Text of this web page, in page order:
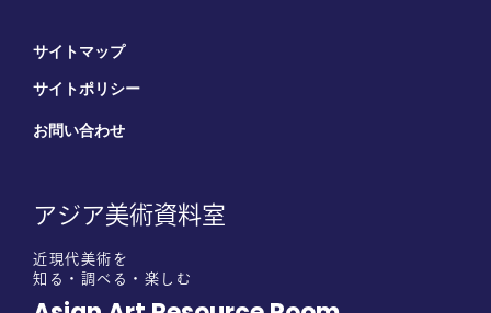
サイトマップ
サイトポリシー
お問い合わせ
アジア美術資料室
近現代美術を
知る・調べる・楽しむ